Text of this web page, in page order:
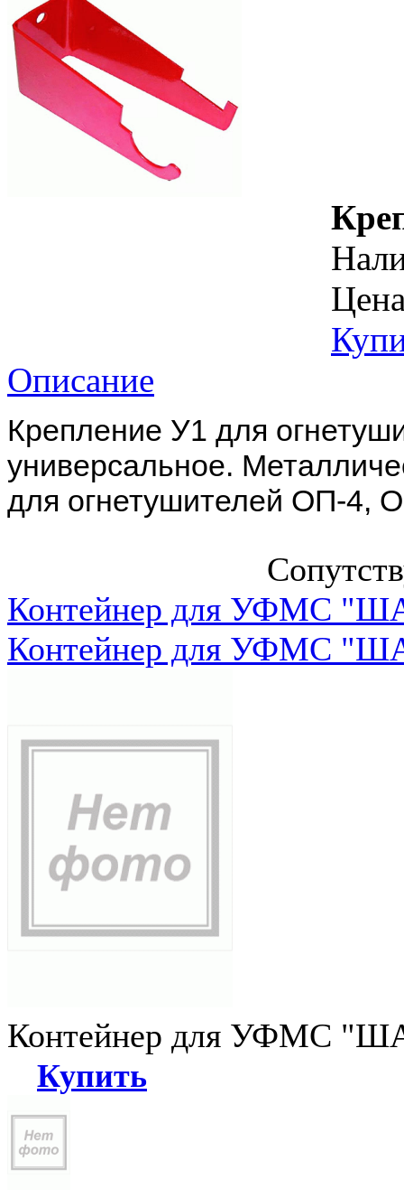
Описание
Крепление У1 для
универсальное.
для огнетушителей ОП-4,
Контейнер для УФМС
Контейнер для УФМС
Контейнер для УФМС
Купить